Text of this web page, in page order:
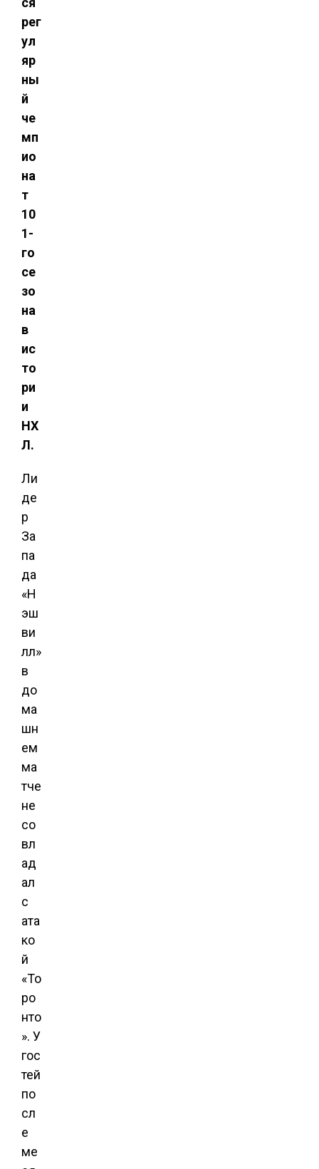
рег
ул
яр
ны
й
че
мп
ио
на
т
10
1-
го
се
зо
на
в
ис
то
ри
и
НХ
Л.
Ли
де
р
За
па
да
«Н
эш
ви
лл»
в
до
ма
шн
ем
ма
тче
не
со
вл
ад
ал
с
ата
ко
й
«То
ро
нто
». У
гос
тей
по
сл
е
ме